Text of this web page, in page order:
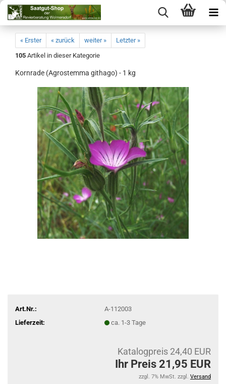
« Erster « zurück weiter »
Letzter »
105 Artikel in dieser Kategorie
Kornrade (Agrostemma githago) - 1 kg
Art.Nr.:
A-112003
Lieferzeit:
ca. 1-3 Tage
Katalogpreis 24,40 EUR
Ihr Preis 21,95 EUR
zzgl. 7% MwSt. zzgl. Versand